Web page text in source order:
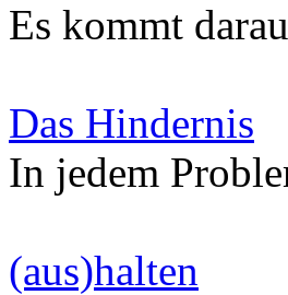
Es kommt
Das Hindernis
In jedem
(aus)halten